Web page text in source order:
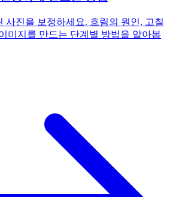
사진을 보정하세요. 흐림의 원인, 고칠
미지를 만드는 단계별 방법을 알아봅